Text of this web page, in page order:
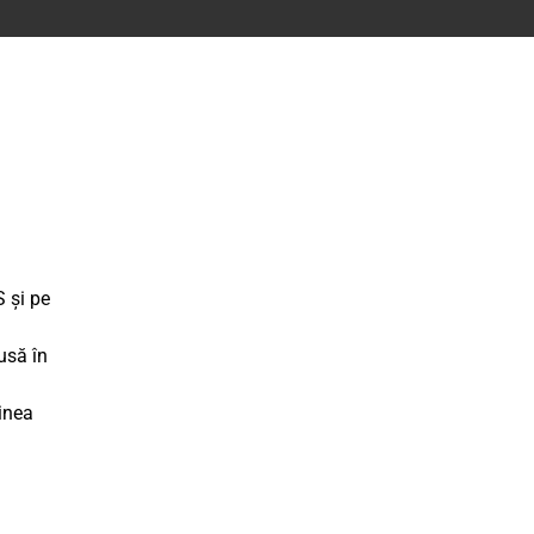
și pe
în